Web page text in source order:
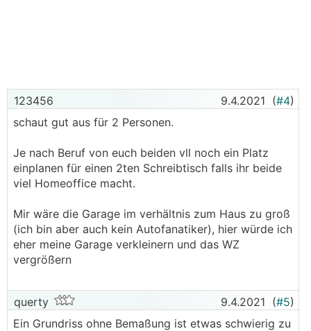
123456 9.4.2021 (#4)
schaut gut aus für 2 Personen.
Je nach Beruf von euch beiden vll noch ein Platz
einplanen für einen 2ten Schreibtisch falls ihr beide
viel Homeoffice macht.
Mir wäre die Garage im verhältnis zum Haus zu groß
(ich bin aber auch kein Autofanatiker), hier würde ich
eher meine Garage verkleinern und das WZ
vergrößern
querty 9.4.2021 (#5)
Ein Grundriss ohne Bemaßung ist etwas schwierig zu